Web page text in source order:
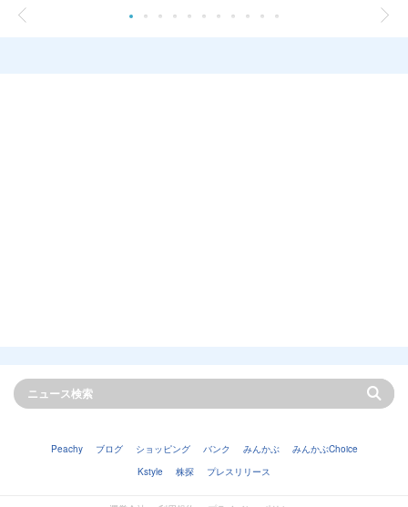
Peachy ブログ ショッピング バンク みんかぶ
みんかぶChoice
Kstyle
株探 プレスリリース